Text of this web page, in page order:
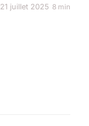
21 juillet 2025 8 min